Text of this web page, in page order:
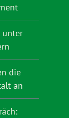
unter
die
an